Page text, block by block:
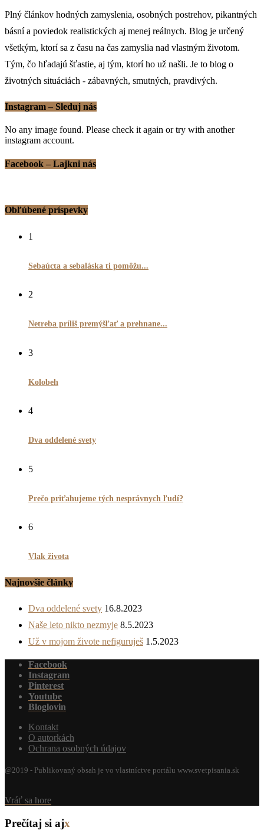
Plný článkov hodných zamyslenia, osobných postrehov, pikantných
básní a poviedok realistických aj menej reálnych. Blog je určený
všetkým, ktorí sa z času na čas zamyslia nad vlastným životom.
Tým, čo hľadajú šťastie, aj tým, ktorí ho už našli. Je to blog o
životných situáciách - zábavných, smutných, pravdivých.
Instagram – Sleduj nás
No any image found. Please check it again or try with another
instagram account.
Facebook – Lajkni nás
Obľúbené príspevky
1
Sebaúcta a sebaláska ti pomôžu...
2
Netreba príliš premýšľať a prehnane...
3
Kolobeh
4
Dva oddelené svety
5
Prečo priťahujeme tých nesprávnych ľudí?
6
Vlak života
Najnovšie články
Dva oddelené svety 16.8.2023
Naše leto nikto nezmyje 8.5.2023
Už v mojom živote nefiguruješ 1.5.2023
Facebook
Instagram
Pinterest
Youtube
Bloglovin
Kontakt
O autorkách
Ochrana osobných údajov
@2019 - Publikovaný obsah je vo vlastníctve portálu www.svetpisania.sk
Vráť sa hore
Prečítaj si ajx